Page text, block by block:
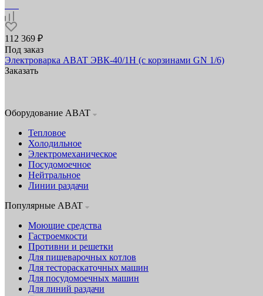
112 369 ₽
Под заказ
Электроварка ABAT ЭВК‑40/1Н (с корзинами GN 1/6)
Заказать
Оборудование ABAT
Тепловое
Холодильное
Электромеханическое
Посудомоечное
Нейтральное
Линии раздачи
Популярные ABAT
Моющие средства
Гастроемкости
Противни и решетки
Для пищеварочных котлов
Для тестораскаточных машин
Для посудомоечных машин
Для линий раздачи